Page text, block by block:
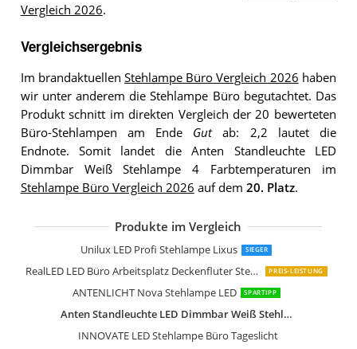
Vergleich 2026.
Vergleichsergebnis
Im brandaktuellenStehlampe Büro Vergleich 2026 haben
wir unter anderem die Stehlampe Büro begutachtet. Das
Produkt schnitt im direkten Vergleich der 20 bewerteten
Büro-Stehlampen am Ende Gutab: 2,2 lautet die
Endnote. Somit landet die Anten Standleuchte LED
Dimmbar Weiß Stehlampe 4 Farbtemperaturen im
Stehlampe Büro Vergleich 2026 auf dem 20. Platz.
Produkte im Vergleich
Unilux LED Profi Stehlampe Lixus SIEGER
RealLED LED Büro Arbeitsplatz Deckenfluter Stehlampe Office 8600 Lumen PREIS-LEISTUNG
ANTENLICHT Nova Stehlampe LED SPARTIPP
Anten Standleuchte LED Dimmbar Weiß Stehlampe 4 Farbtemperaturen
INNOVATE LED Stehlampe Büro Tageslicht
LUXULA LED Büro Stehleuchte
Arcchio LED Büro Stehlampe
Arcchio LED Büro Stehlampe silber
Arcchio LED Stehlampe dimmbar
Maul Arbeitsplatz Standleuchte
ANTENLICHT Stehlampe Dimmbar
EDISHINE Stehlampe Wohnzimmer
SIBRILLE LED Stehlampe
Govee Rgbic LED Stehlampe